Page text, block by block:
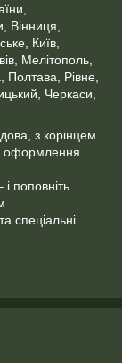
Вінниця,
Київ,
Мелітополь,
Рівне,
Черкаси,
з корінцем
оформлення
поповніть
спеціальні